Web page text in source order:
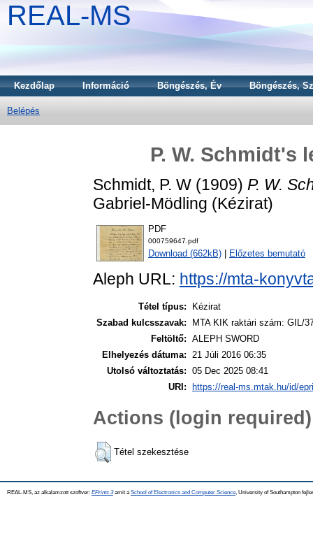
REAL-MS
Kezdőlap Információ Böngészés, Év Böngészés,
Belépés
P. W. Schmidt's
Schmidt, P. W (1909) P. W.
Gabriel-Mödling (Kézirat)
PDF
000759647.pdf
Download (662kB) Előzetes bemutató
Aleph URL: https://mta-
Tétel típus:
Kézirat
Szabad kulcsszavak:
MTA KIK raktári szám: GIL/
Feltöltő: ALEPH SWORD
Elhelyezés dátuma: 21 Júli 2016 06:35
Utolsó változtatás: 05 Dec 2025 08:41
URI:
https://real-ms.mtak.hu/id/
Actions (login required)
Tétel szekesztése
REAL-MS, az alkalamzott szoftver: EPrints 3amit a School of Electronics and Computer Science , University of Southampton